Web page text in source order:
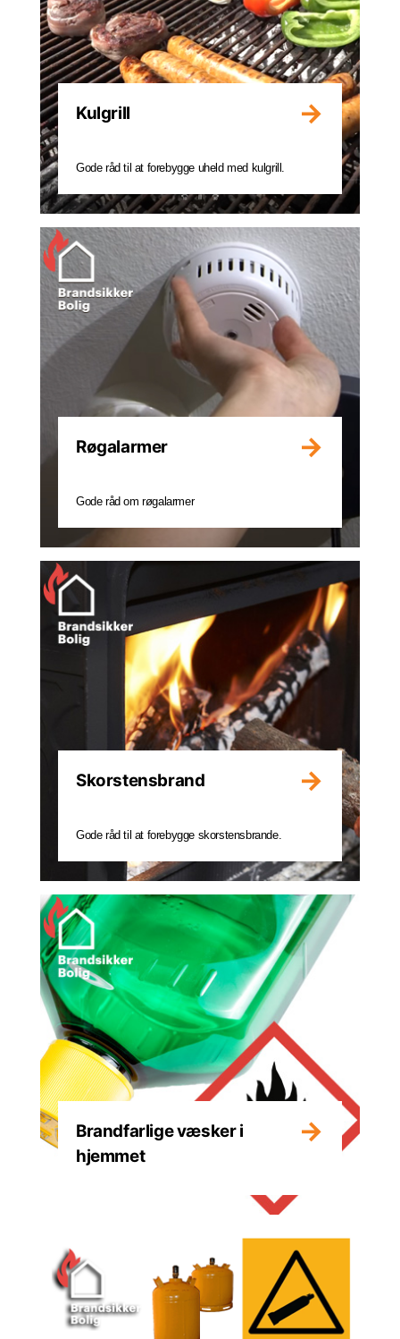
Kulgrill
Gode råd til at forebygge uheld med kulgrill.
Røgalarmer
Gode råd om røgalarmer
Skorstensbrand
Gode råd til at forebygge skorstensbrande.
Brandfarlige væsker i
hjemmet